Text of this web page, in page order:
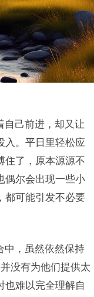
自己前进，却又让
入。平日里轻松应
住了，原本源源不
偶尔会出现一些小
都可能引发不必要
中，虽然依然保持
没有为他们提供太
也难以完全理解自